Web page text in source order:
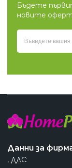
Бъдете
новите
Данни за
, ДДС: